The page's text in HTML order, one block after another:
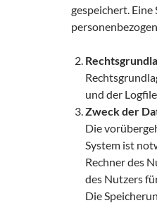
gespeichert.
und der
Zweck der
Die
System ist
Rechner des
des Nutzers
Die